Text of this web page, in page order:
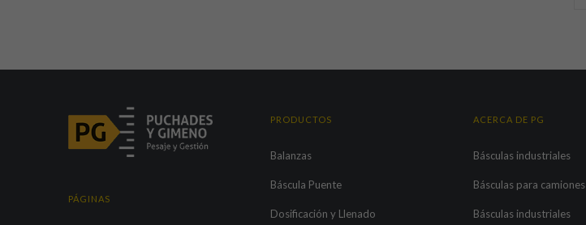
PÁGINAS
PRODUCTOS
Balanzas
Báscula Puente
Dosificación y Llenado
ACERCA DE PG
Básculas industriales
Básculas para camiones
Básculas industriales